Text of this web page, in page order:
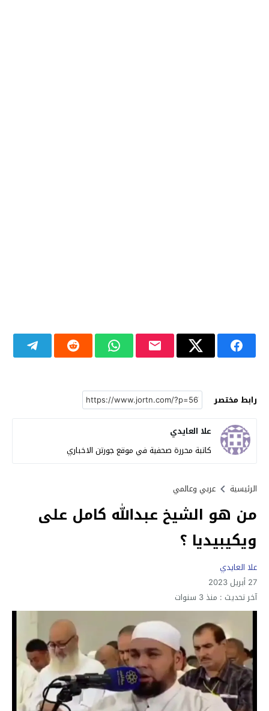
رابط مختصر
علا العايدي
كاتبة محررة صحفية في موقع جورتن الاخباري
الرئيسية عربي وعالمي
من هو الشيخ عبدالله كامل على
ويكيبيديا ؟
علا العايدي
27 أبريل 2023
آخر تحديث : منذ 3 سنوات